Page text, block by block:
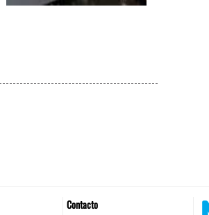
Contacto